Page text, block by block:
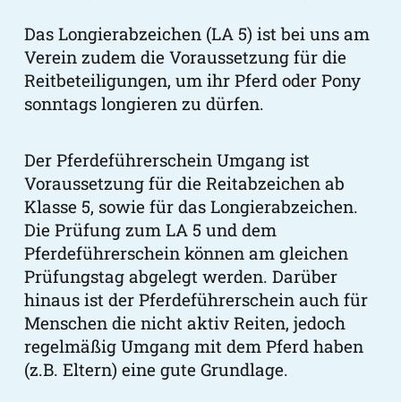
Das Longierabzeichen (LA 5) ist bei uns am
Verein zudem die Voraussetzung für die
Reitbeteiligungen, um ihr Pferd oder Pony
sonntags longieren zu dürfen.
Der Pferdeführerschein Umgang ist
Voraussetzung für die Reitabzeichen ab
Klasse 5, sowie für das Longierabzeichen.
Die Prüfung zum LA 5 und dem
Pferdeführerschein können am gleichen
Prüfungstag abgelegt werden. Darüber
hinaus ist der Pferdeführerschein auch für
Menschen die nicht aktiv Reiten, jedoch
regelmäßig Umgang mit dem Pferd haben
(z.B. Eltern) eine gute Grundlage.